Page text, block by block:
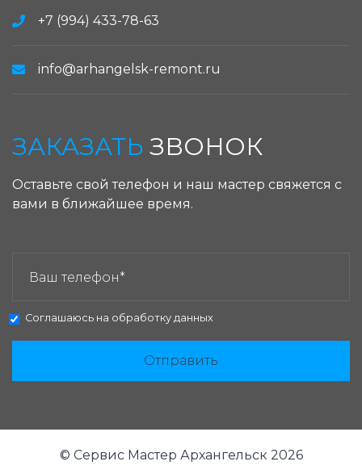
+7 (994) 433-78-63
info@arhangelsk-remont.ru
ЗАКАЗАТЬ ЗВОНОК
Оставьте свой телефон и наш мастер свяжется с
вами в ближайшее время.
Соглашаюсь на обработку данных
Отправить
© Сервис Мастер Архангельск 2026